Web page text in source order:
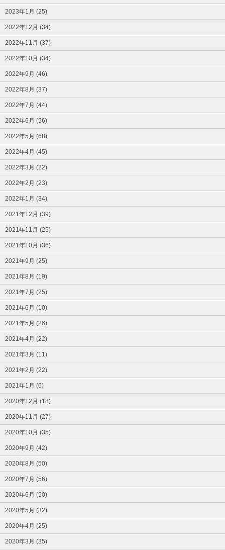
2023年1月 (25)
2022年12月 (34)
2022年11月 (37)
2022年10月 (34)
2022年9月 (46)
2022年8月 (37)
2022年7月 (44)
2022年6月 (56)
2022年5月 (68)
2022年4月 (45)
2022年3月 (22)
2022年2月 (23)
2022年1月 (34)
2021年12月 (39)
2021年11月 (25)
2021年10月 (36)
2021年9月 (25)
2021年8月 (19)
2021年7月 (25)
2021年6月 (10)
2021年5月 (26)
2021年4月 (22)
2021年3月 (11)
2021年2月 (22)
2021年1月 (6)
2020年12月 (18)
2020年11月 (27)
2020年10月 (35)
2020年9月 (42)
2020年8月 (50)
2020年7月 (56)
2020年6月 (50)
2020年5月 (32)
2020年4月 (25)
2020年3月 (35)